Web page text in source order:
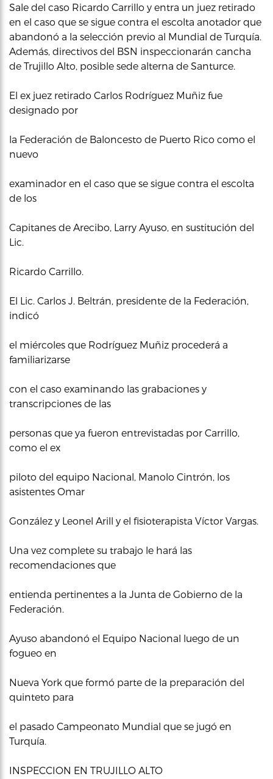
Sale del caso Ricardo Carrillo y entra un juez retirado
en el caso que se sigue contra el escolta anotador que
abandonó a la selección previo al Mundial de Turquía.
Además, directivos del BSN inspeccionarán cancha
de Trujillo Alto, posible sede alterna de Santurce.
El ex juez retirado Carlos Rodríguez Muñiz fue
designado por
la Federación de Baloncesto de Puerto Rico como el
nuevo
examinador en el caso que se sigue contra el escolta
de los
Capitanes de Arecibo, Larry Ayuso, en sustitución del
Lic.
Ricardo Carrillo.
El Lic. Carlos J. Beltrán, presidente de la Federación,
indicó
el miércoles que Rodríguez Muñiz procederá a
familiarizarse
con el caso examinando las grabaciones y
transcripciones de las
personas que ya fueron entrevistadas por Carrillo,
como el ex
piloto del equipo Nacional, Manolo Cintrón, los
asistentes Omar
González y Leonel Arill y el fisioterapista Víctor Vargas.
Una vez complete su trabajo le hará las
recomendaciones que
entienda pertinentes a la Junta de Gobierno de la
Federación.
Ayuso abandonó el Equipo Nacional luego de un
fogueo en
Nueva York que formó parte de la preparación del
quinteto para
el pasado Campeonato Mundial que se jugó en
Turquía.
INSPECCION EN TRUJILLO ALTO